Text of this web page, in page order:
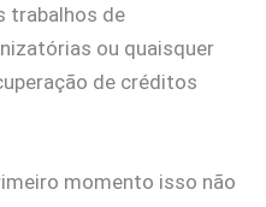
trabalhos de
ou quaisquer
de créditos
momento isso não